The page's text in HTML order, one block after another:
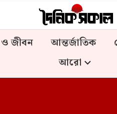
জীবন আন্তর্জাতিক
আরো